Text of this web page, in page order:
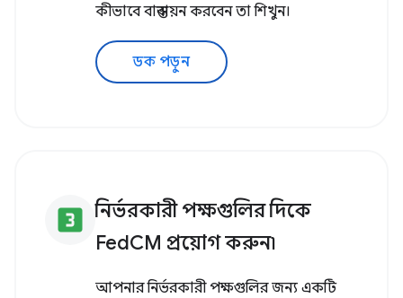
কীভাবে বাস্তবায়ন করবেন তা শিখুন।
ডক পড়ুন
looks_3 নির্ভরকারী পক্ষগুলির দিকে
FedCM প্রয়োগ করুন৷
আপনার নির্ভরকারী পক্ষগুলির জন্য একটি